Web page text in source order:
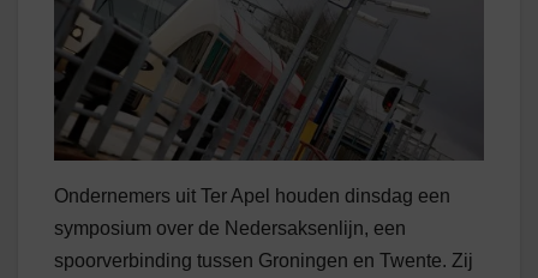
Ondernemers uit Ter Apel houden dinsdag een
symposium over de Nedersaksenlijn, een
spoorverbinding tussen Groningen en Twente. Zij